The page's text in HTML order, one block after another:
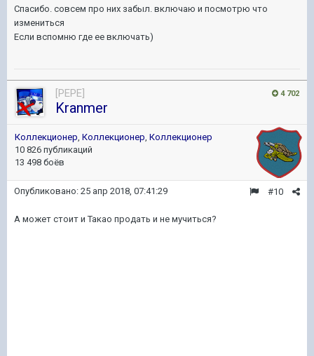
Спасибо. совсем про них забыл. включаю и посмотрю что
измениться
Если вспомню где ее включать)
4 702
[PEPE]
Kranmer
Коллекционер, Коллекционер, Коллекционер
10 826 публикаций
13 498 боёв
#10
Опубликовано: 25 апр 2018, 07:41:29
А может стоит и Такао продать и не мучиться?